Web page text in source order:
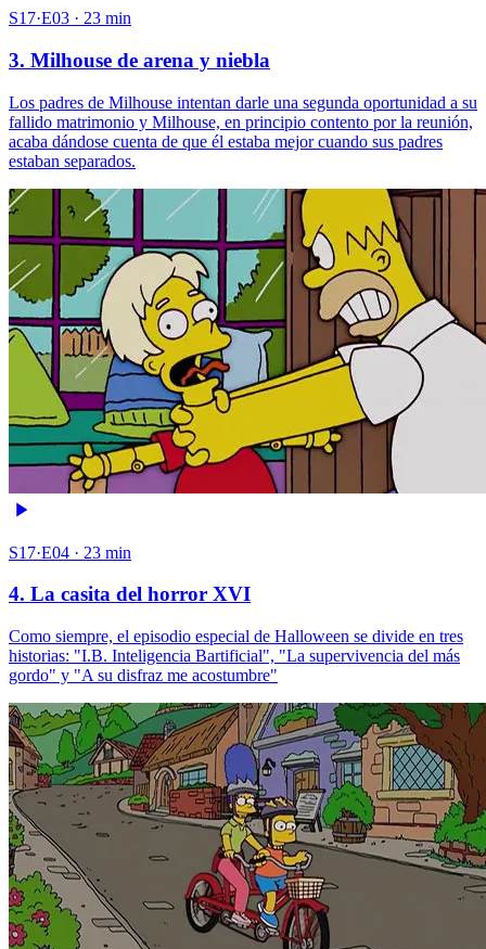
S17·E03 · 23 min
3. Milhouse de arena y niebla
Los padres de Milhouse intentan darle una segunda oportunidad a su
fallido matrimonio y Milhouse, en principio contento por la reunión,
acaba dándose cuenta de que él estaba mejor cuando sus padres
estaban separados.
S17·E04 · 23 min
4. La casita del horror XVI
Como siempre, el episodio especial de Halloween se divide en tres
historias: "I.B. Inteligencia Bartificial", "La supervivencia del más
gordo" y "A su disfraz me acostumbre"